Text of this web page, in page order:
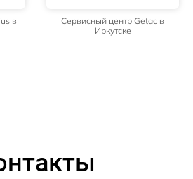
в
Сервисный центр Getac в
Иркутске